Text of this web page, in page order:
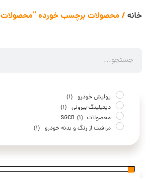
خانه / محصولات برچسب خورده “محصولات SGCB”
پولیش خودرو (1)
دیتیلینگ بیرونی (1)
محصولات SGCB (1)
مراقبت از رنگ و بدنه خودرو (1)